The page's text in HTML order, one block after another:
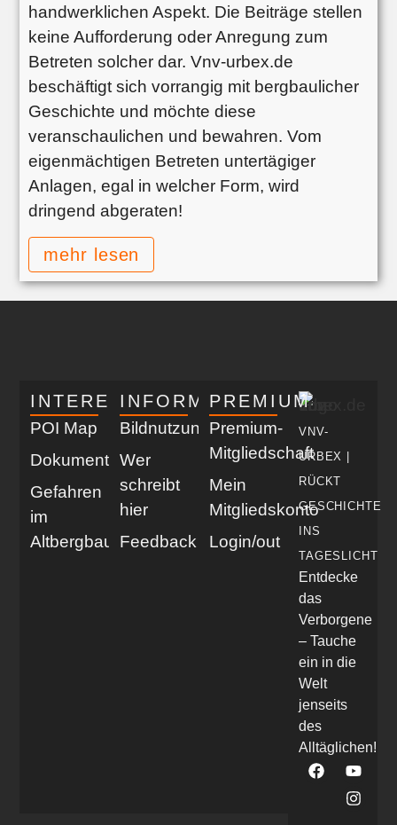
handwerklichen Aspekt. Die Beiträge stellen
keine Aufforderung oder Anregung zum
Betreten solcher dar. Vnv-urbex.de
beschäftigt sich vorrangig mit bergbaulicher
Geschichte und möchte diese
veranschaulichen und bewahren. Vom
eigenmächtigen Betreten untertägiger
Anlagen, egal in welcher Form, wird
dringend abgeraten!
mehr lesen
VNV-
URBEX |
RÜCKT
GESCHICHTE
INS
TAGESLICHT
Entdecke
das
Verborgene
– Tauche
ein in die
Welt
jenseits
des
Alltäglichen!
INTERESSANT
POI Map
Dokumentationen
Gefahren
im
Altbergbau
INFORMATIV
Bildnutzung
Wer
schreibt
hier
Feedback
PREMIUM
Premium-
Mitgliedschaft
Mein
Mitgliedskonto
Login/out